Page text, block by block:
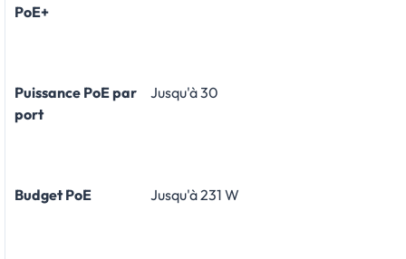
PoE+
Puissance PoE par
port
Jusqu'à 30
Budget PoE Jusqu'à 231 W